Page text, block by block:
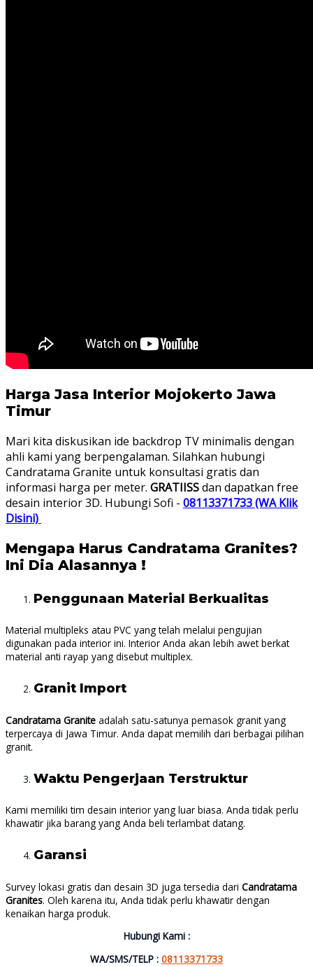
Harga Jasa Interior Mojokerto Jawa
Timur
Mari kita diskusikan ide backdrop TV minimalis dengan
ahli kami yang berpengalaman. Silahkan hubungi
Candratama Granite untuk konsultasi gratis dan
informasi harga per meter. GRATIISSdan dapatkan free
desain interior 3D. Hubungi Sofi - 08113371733 (WA Klik
Disini)
Mengapa Harus Candratama Granites?
Ini Dia Alasannya !
Penggunaan Material Berkualitas
Material multipleks atau PVC yang telah melalui pengujian
digunakan pada interior ini. Interior Anda akan lebih awet berkat
material anti rayap yang disebut multiplex.
Granit Import
Candratama Granite adalah satu-satunya pemasok granit yang
terpercaya di Jawa Timur. Anda dapat memilih dari berbagai pilihan
granit.
Waktu Pengerjaan Terstruktur
Kami memiliki tim desain interior yang luar biasa. Anda tidak perlu
khawatir jika barang yang Anda beli terlambat datang.
Garansi
Survey lokasi gratis dan desain 3D juga tersedia dari Candratama
Granites. Oleh karena itu, Anda tidak perlu khawatir dengan
kenaikan harga produk.
Hubungi Kami :
WA/SMS/TELP : 08113371733